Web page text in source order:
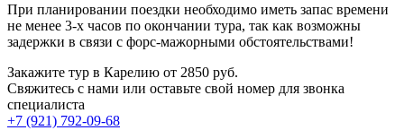
При планировании поездки необходимо иметь запас времени
не менее 3-х часов по окончании тура, так как возможны
задержки в связи с форс-мажорными обстоятельствами!
Закажите тур в Карелию от 2850 руб.
Свяжитесь с нами или оставьте свой номер для звонка
специалиста
+7 (921) 792-09-68